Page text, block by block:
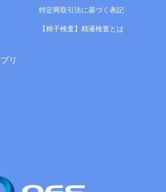
特定商取引法に基づく表記
【精子検査】精液検査とは
リ